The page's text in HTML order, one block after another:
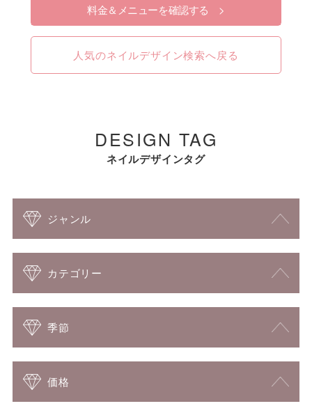
料金＆メニューを確認する >
人気のネイルデザイン検索へ戻る
DESIGN TAG
ネイルデザインタグ
ジャンル
カテゴリー
季節
価格